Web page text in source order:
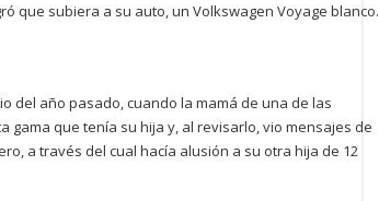
que subiera a su auto, un Volkswagen Voyage blanco.
del año pasado, cuando la mamá de una de las
que tenía su hija y, al revisarlo, vio mensajes de
a través del cual hacía alusión a su otra hija de 12